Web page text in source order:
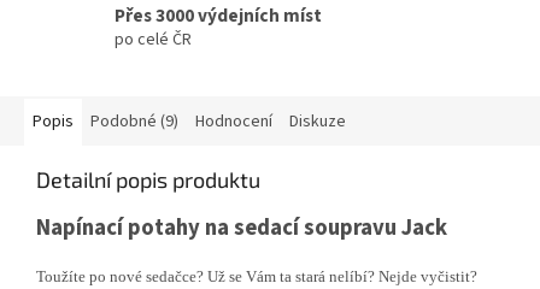
Přes 3000 výdejních míst
po celé ČR
Popis Podobné (9) Hodnocení Diskuze
Detailní popis produktu
Napínací potahy na sedací soupravu Jack
Toužíte po nové sedačce? Už se Vám ta stará nelíbí? Nejde vyčistit?